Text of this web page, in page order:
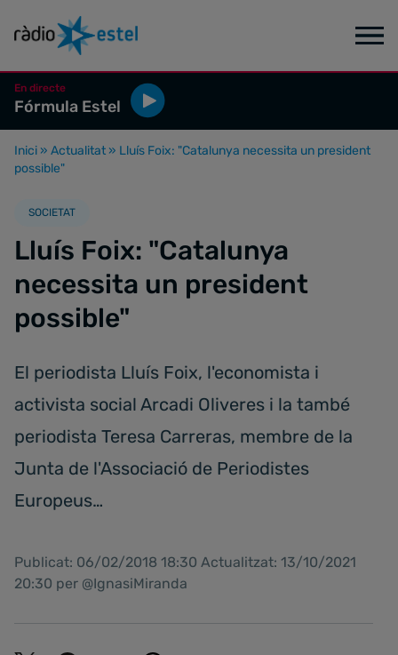
En directe
Fórmula Estel
Inici » Actualitat » Lluís Foix: "Catalunya necessita un president
possible"
SOCIETAT
Lluís Foix: "Catalunya
necessita un president
possible"
El periodista Lluís Foix, l'economista i
activista social Arcadi Oliveres i la també
periodista Teresa Carreras, membre de la
Junta de l'Associació de Periodistes
Europeus…
Publicat: 06/02/2018 18:30 Actualitzat: 13/10/2021
20:30 per @IgnasiMiranda